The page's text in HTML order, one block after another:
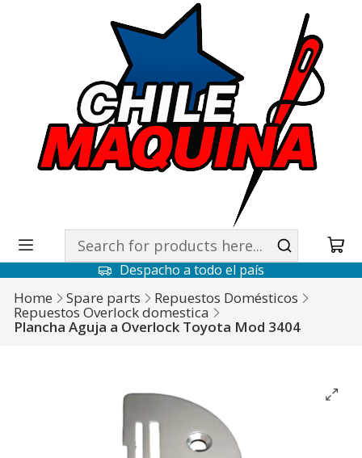
Despacho a todo el país
Home Spare parts Repuestos Domésticos
Repuestos Overlock domestica
Plancha Aguja a Overlock Toyota Mod 3404